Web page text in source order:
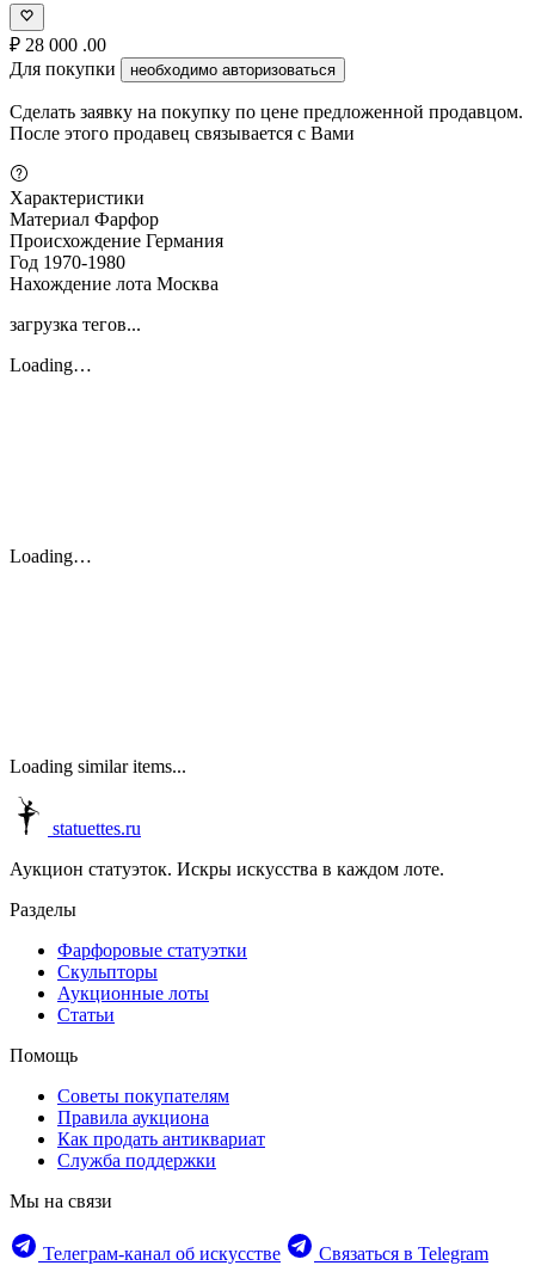
₽ 28 000 .00
Для покупки
необходимо авторизоваться
Сделать заявку на покупку по цене предложенной продавцом.
После этого продавец связывается с Вами
Характеристики
Материал Фарфор
Происхождение Германия
Год 1970-1980
Нахождение лота Москва
загрузка тегов...
Loading…
Loading…
Loading similar items...
statuettes.ru
Аукцион статуэток. Искры искусства в каждом лоте.
Разделы
Фарфоровые статуэтки
Скульпторы
Аукционные лоты
Статьи
Помощь
Советы покупателям
Правила аукциона
Как продать антиквариат
Служба поддержки
Мы на связи
Телеграм‑канал об искусстве
Связаться в Telegram